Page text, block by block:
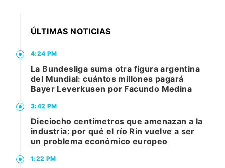
ÚLTIMAS NOTICIAS
4:24 PM
La Bundesliga suma otra figura argentina
del Mundial: cuántos millones pagará
Bayer Leverkusen por Facundo Medina
3:42 PM
Dieciocho centímetros que amenazan a la
industria: por qué el río Rin vuelve a ser
un problema económico europeo
1:22 PM